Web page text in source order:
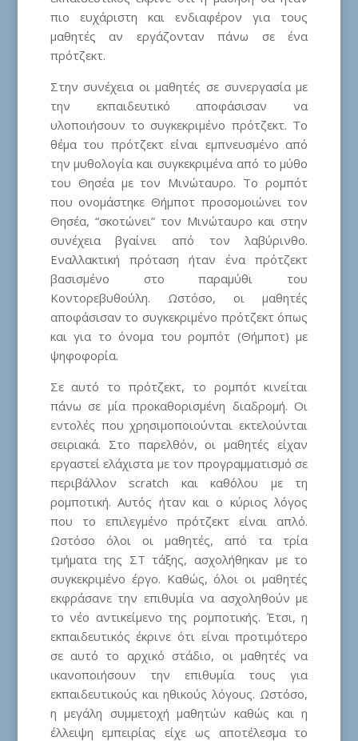
πιο ευχάριστη και ενδιαφέρον για τους
μαθητές αν εργάζονταν πάνω σε ένα
πρότζεκτ.
Στην συνέχεια οι μαθητές σε συνεργασία με
την εκπαιδευτικό αποφάσισαν να
υλοποιήσουν το συγκεκριμένο πρότζεκτ. Το
θέμα του πρότζεκτ είναι εμπνευσμένο από
την μυθολογία και συγκεκριμένα από το μύθο
του Θησέα με τον Μινώταυρο. Το ρομπότ
που ονομάστηκε Θήμποτ προσομοιώνει τον
Θησέα, “σκοτώνει” τον Μινώταυρο και στην
συνέχεια βγαίνει από τον λαβύρινθο.
Εναλλακτική πρόταση ήταν ένα πρότζεκτ
βασισμένο στο παραμύθι του
Κοντορεβυθούλη. Ωστόσο, οι μαθητές
αποφάσισαν το συγκεκριμένο πρότζεκτ όπως
και για το όνομα του ρομπότ (Θήμποτ) με
ψηφοφορία.
Σε αυτό το πρότζεκτ, το ρομπότ κινείται
πάνω σε μία προκαθορισμένη διαδρομή. Οι
εντολές που χρησιμοποιούνται εκτελούνται
σειριακά. Στο παρελθόν, οι μαθητές είχαν
εργαστεί ελάχιστα με τον προγραμματισμό σε
περιβάλλον scratch και καθόλου με τη
ρομποτική. Αυτός ήταν και ο κύριος λόγος
που το επιλεγμένο πρότζεκτ είναι απλό.
Ωστόσο όλοι οι μαθητές, από τα τρία
τμήματα της ΣΤ τάξης, ασχολήθηκαν με το
συγκεκριμένο έργο. Καθώς, όλοι οι μαθητές
εκφράσανε την επιθυμία να ασχοληθούν με
το νέο αντικείμενο της ρομποτικής. Έτσι, η
εκπαιδευτικός έκρινε ότι είναι προτιμότερο
σε αυτό το αρχικό στάδιο, οι μαθητές να
ικανοποιήσουν την επιθυμία τους για
εκπαιδευτικούς και ηθικούς λόγους. Ωστόσο,
η μεγάλη συμμετοχή μαθητών καθώς και η
έλλειψη εμπειρίας είχε ως αποτέλεσμα το